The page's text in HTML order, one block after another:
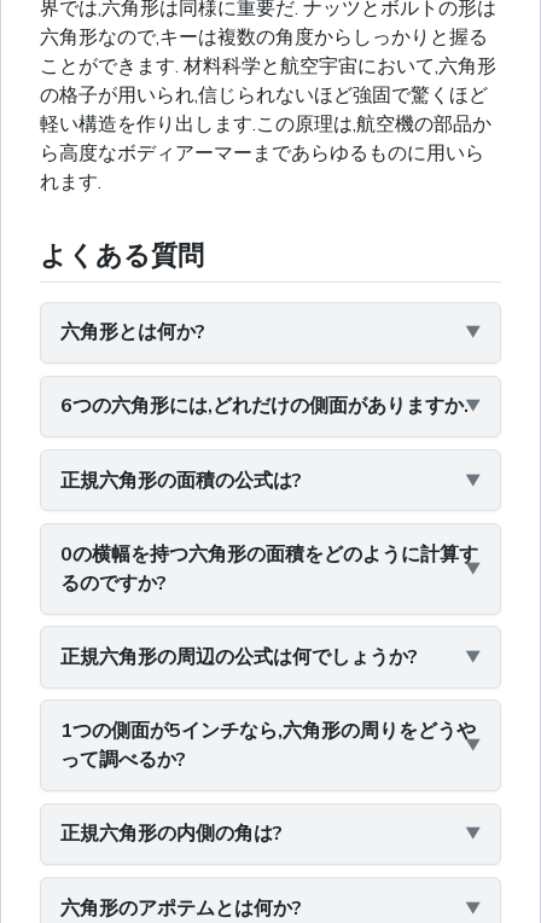
界では,六角形は同様に重要だ. ナッツとボルトの形は
六角形なので,キーは複数の角度からしっかりと握る
ことができます. 材料科学と航空宇宙において,六角形
の格子が用いられ,信じられないほど強固で驚くほど
軽い構造を作り出します.この原理は,航空機の部品か
ら高度なボディアーマーまであらゆるものに用いら
れます.
よくある質問
六角形とは何か?
6つの六角形には,どれだけの側面がありますか.
正規六角形の面積の公式は?
0の横幅を持つ六角形の面積をどのように計算す
るのですか?
正規六角形の周辺の公式は何でしょうか?
1つの側面が5インチなら,六角形の周りをどうや
って調べるか?
正規六角形の内側の角は?
六角形のアポテムとは何か?